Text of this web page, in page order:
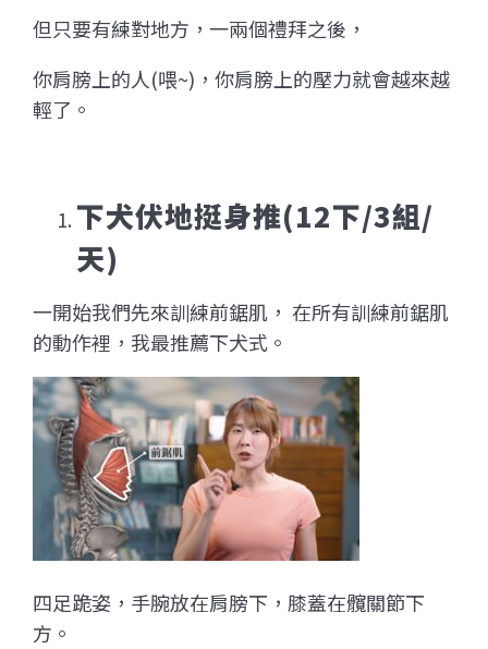
但只要有練對地方，一兩個禮拜之後，
你肩膀上的人(喂~)，你肩膀上的壓力就會越來越
輕了。
下犬伏地挺身推(12下/3組/
天)
一開始我們先來訓練前鋸肌， 在所有訓練前鋸肌
的動作裡，我最推薦下犬式。
四足跪姿，手腕放在肩膀下，膝蓋在髖關節下
方。